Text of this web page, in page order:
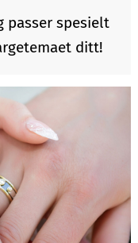
passer spesielt
ditt!